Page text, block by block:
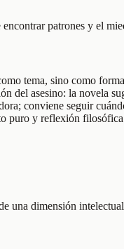
patrones y el
tema, sino como
asesino: la novela
conviene seguir
puro y reflexión
una dimensión